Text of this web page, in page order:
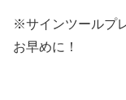
※サインツールプ
お早めに！